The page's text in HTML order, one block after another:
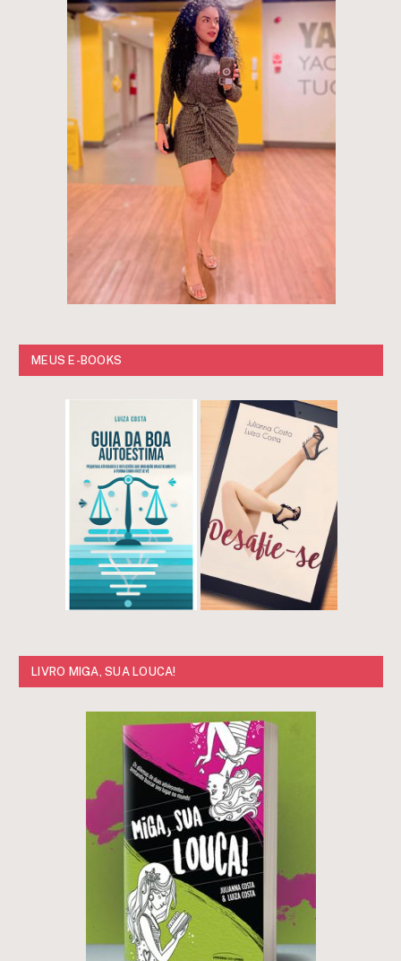
MEUS E-BOOKS
LIVRO MIGA, SUA LOUCA!